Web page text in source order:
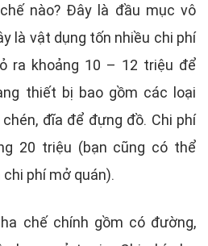
nào? Đây là đầu mục vô
là vật dụng tốn nhiều chi phí
ra khoảng 10 – 12 triệu để
thiết bị bao gồm các loại
đĩa để đựng đồ. Chi phí
20 triệu (bạn cũng có thể
phí mở quán).
chế chính gồm có đường,